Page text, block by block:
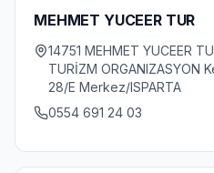
MEHMET YUCEER TUR
14751 MEHMET YUCEER
TURİZM ORGANIZASYON
28/E Merkez/ISPARTA
0554 691 24 03